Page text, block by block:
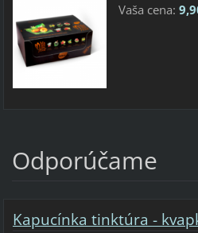
Vaša cena:
Odporúčame
Kapucínka tinktúra -